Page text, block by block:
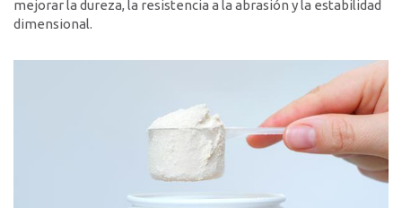
Localidades
Formulario de contacto
Personas de contacto
mejorar la dureza, la resistencia a la abrasión y la estabilidad
dimensional.